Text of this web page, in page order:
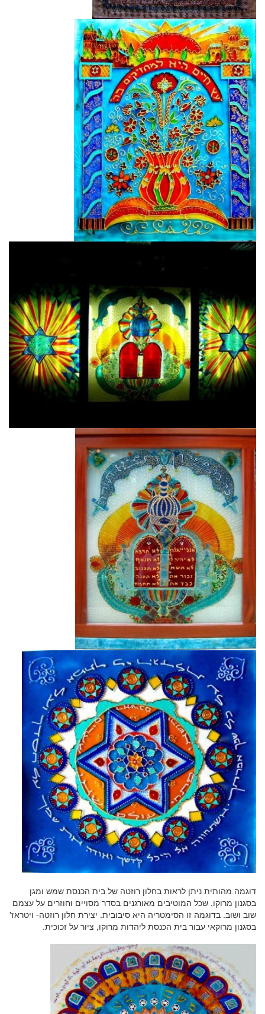
דוגמה מהותית ניתן לראות בחלון רוזטה של בית הכנסת שמש ומגן
בסגנון מרוקו, שכל המוטיבים מאורגנים בסדר מסויים וחוזרים על עצמם
שוב ושוב. בדוגמה זו הסימטריה היא סיבובית. יצירת חלון רוזטה- ויטראז'
בסגנון מרוקאי עבור בית הכנסת ליהדות מרוקו, ציור על זכוכית.